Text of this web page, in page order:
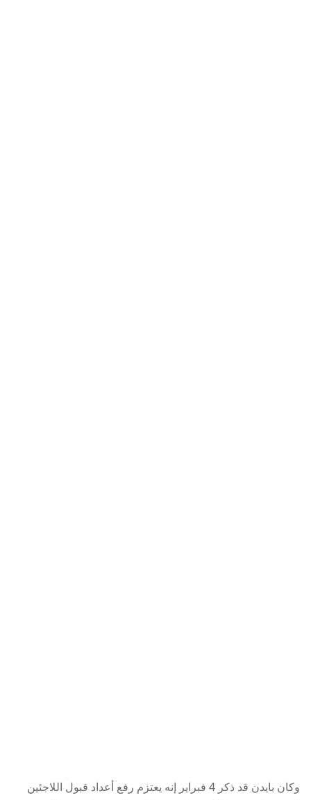
وكان بايدن قد ذكر 4 فبراير إنه يعتزم رفع أعداد قبول اللاجئين